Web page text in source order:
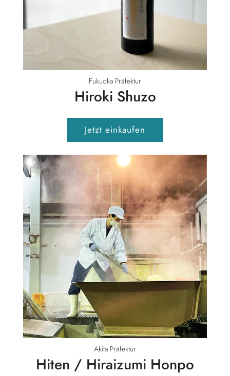
Fukuoka Präfektur
Hiroki Shuzo
Jetzt einkaufen
Akita Präfektur
Hiten / Hiraizumi Honpo